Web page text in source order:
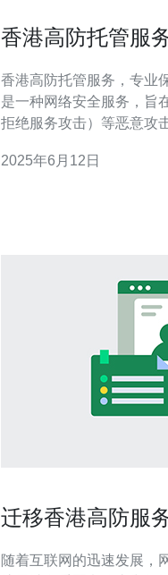
香港高防托管服
香港高防托管服务，专业保障您的
是一种网络安全服务，旨
拒绝服务攻击）等恶意攻
高品质的高防托管服务。 香港高防托管服务有以下几个显
2025年6月12日
迁移香港高防服
随着互联网的迅速发展，